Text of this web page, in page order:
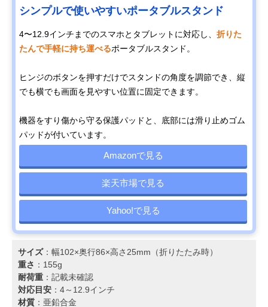
シンプルで使いやすいポータブルスタンド
4〜12.9インチまでのスマホとタブレットに対応し、 折りた
たんで手軽に持ち運べるポータブルスタンド。
ヒンジのボタンを押すだけでスタンドの角度を調節でき、縦
でも横でも画面を見やすい位置に固定できます。
機器をすり傷から守る保護パッドと、底部には滑り止めゴム
パッドが付いています。
Amazonで見る
楽天市場で見る
Yahoo!で見る
サイズ：幅102×奥行86×高さ25mm（折りたたみ時）
重さ ：155g
耐荷重 ：記載未確認
対応目安 ：4～12.9インチ
材質 ：亜鉛合金